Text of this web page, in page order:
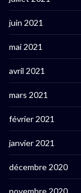
juin 2021
mai 2021
avril 2021
mars 2021
février 2021
janvier 2021
décembre 2020